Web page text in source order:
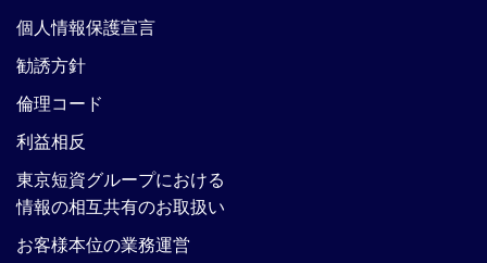
個人情報保護宣言
勧誘方針
倫理コード
利益相反
東京短資グループにおける
情報の相互共有のお取扱い
お客様本位の業務運営